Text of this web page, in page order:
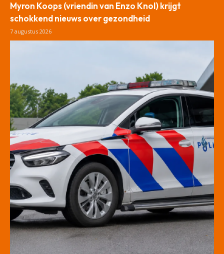
Myron Koops (vriendin van Enzo Knol) krijgt
schokkend nieuws over gezondheid
7 augustus 2026